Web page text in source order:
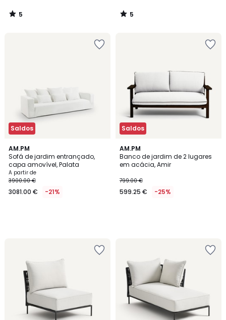
5
/
5
/
Saldos
AM.PM
Sofá de jardim entrançado,
capa amovível, Palata
A partir de
3900.00 €
3081.00 € -21%
Saldos
AM.PM
Banco de jardim de 2 lugares
em acácia, Amir
799.00 €
599.25 € -25%